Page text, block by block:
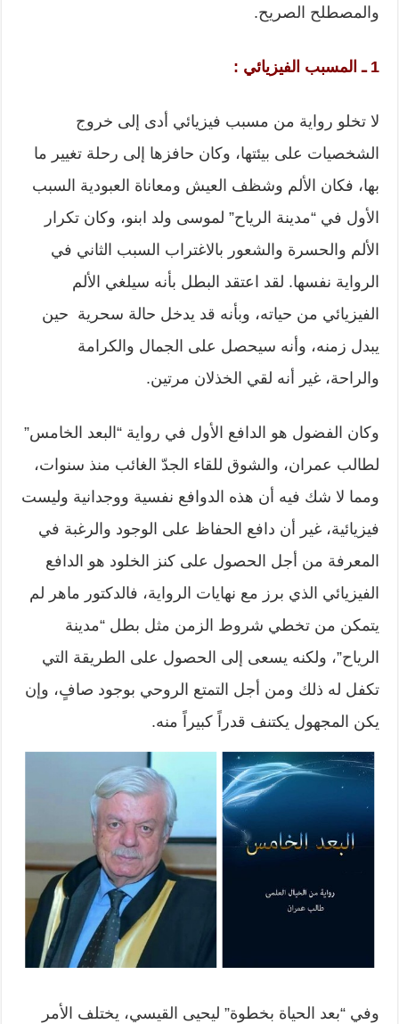
والمصطلح الصريح.
1 ـ المسبب الفيزيائي :
لا تخلو رواية من مسبب فيزيائي أدى إلى خروج
الشخصيات على بيئتها، وكان حافزها إلى رحلة تغيير ما
بها، فكان الألم وشظف العيش ومعاناة العبودية السبب
الأول في “مدينة الرياح” لموسى ولد ابنو، وكان تكرار
الألم والحسرة والشعور بالاغتراب السبب الثاني في
الرواية نفسها. لقد اعتقد البطل بأنه سيلغي الألم
الفيزيائي من حياته، وبأنه قد يدخل حالة سحرية حين
يبدل زمنه، وأنه سيحصل على الجمال والكرامة
والراحة، غير أنه لقي الخذلان مرتين.
وكان الفضول هو الدافع الأول في رواية “البعد الخامس”
لطالب عمران، والشوق للقاء الجدّ الغائب منذ سنوات،
ومما لا شك فيه أن هذه الدوافع نفسية ووجدانية وليست
فيزيائية، غير أن دافع الحفاظ على الوجود والرغبة في
المعرفة من أجل الحصول على كنز الخلود هو الدافع
الفيزيائي الذي برز مع نهايات الرواية، فالدكتور ماهر لم
يتمكن من تخطي شروط الزمن مثل بطل “مدينة
الرياح”، ولكنه يسعى إلى الحصول على الطريقة التي
تكفل له ذلك ومن أجل التمتع الروحي بوجود صافٍ، وإن
يكن المجهول يكتنف قدراً كبيراً منه.
وفي “بعد الحياة بخطوة” ليحيى القيسي، يختلف الأمر